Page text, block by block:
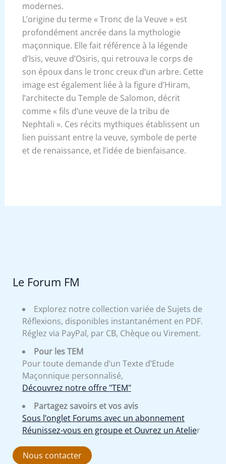
modernes.
L’origine du terme « Tronc de la Veuve » est
profondément ancrée dans la mythologie
maçonnique. Elle fait référence à la légende
d’Isis, veuve d’Osiris, qui retrouva le corps de
son époux dans le tronc creux d’un arbre. Cette
image est également liée à la figure d’Hiram,
l’architecte du Temple de Salomon, décrit
comme « fils d’une veuve de la tribu de
Nephtali ». Ces récits mythiques établissent un
lien puissant entre la veuve, symbole de perte
et de renaissance, et l’idée de bienfaisance.
Le Forum FM
Explorez notre collection variée de Sujets de
Réflexions, disponibles instantanément en PDF.
Réglez via PayPal, par CB, Chèque ou Virement.
Pour les TEM
Pour toute demande d’un Texte d’Etude
Maçonnique personnalisé,
Découvrez notre offre "TEM"
Partagez savoirs et vos avis
Sous l’onglet Forums avec un abonnement
Réunissez-vous en groupe et Ouvrez un Atelier
Nous contacter